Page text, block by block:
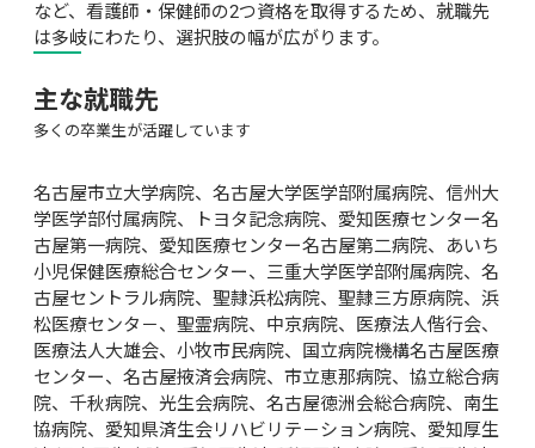
など、看護師・保健師の2つ資格を取得するため、就職先
は多岐にわたり、選択肢の幅が広がります。
主な就職先
多くの卒業生が活躍しています
名古屋市立大学病院、名古屋大学医学部附属病院、信州大
学医学部付属病院、トヨタ記念病院、愛知医療センター名
古屋第一病院、愛知医療センター名古屋第二病院、あいち
小児保健医療総合センター、三重大学医学部附属病院、名
古屋セントラル病院、聖隷浜松病院、聖隷三方原病院、浜
松医療センタ－、聖霊病院、中京病院、医療法人偕行会、
医療法人大雄会、小牧市民病院、国立病院機構名古屋医療
センター、名古屋掖済会病院、市立恵那病院、協立総合病
院、千秋病院、光生会病院、名古屋徳洲会総合病院、南生
協病院、愛知県済生会リハビリテ－ション病院、愛知厚生